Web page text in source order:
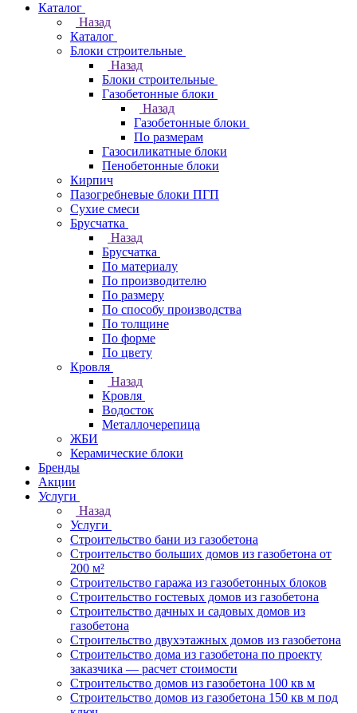
Каталог
Назад
Каталог
Блоки строительные
Назад
Блоки строительные
Газобетонные блоки
Назад
Газобетонные блоки
По размерам
Газосиликатные блоки
Пенобетонные блоки
Кирпич
Пазогребневые блоки ПГП
Сухие смеси
Брусчатка
Назад
Брусчатка
По материалу
По производителю
По размеру
По способу производства
По толщине
По форме
По цвету
Кровля
Назад
Кровля
Водосток
Металлочерепица
ЖБИ
Керамические блоки
Бренды
Акции
Услуги
Назад
Услуги
Строительство бани из газобетона
Строительство больших домов из газобетона от
200 м²
Строительство гаража из газобетонных блоков
Строительство гостевых домов из газобетона
Строительство дачных и садовых домов из
газобетона
Строительство двухэтажных домов из газобетона
Строительство дома из газобетона по проекту
заказчика — расчет стоимости
Строительство домов из газобетона 100 кв м
Строительство домов из газобетона 150 кв м под